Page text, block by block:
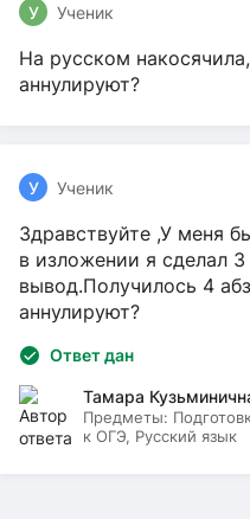
У Ученик
На русском
аннулируют?
У Ученик
Здравствуйте ,У меня
в изложении я сделал
вывод.Получилось 4
аннулируют?
Ответ дан
Тамара
Предметы:
к ОГЭ, Русский язык